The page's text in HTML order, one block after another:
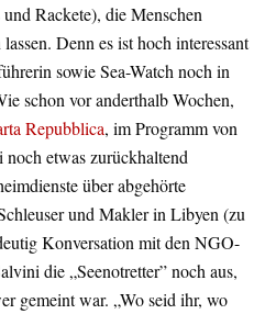
Rackete), die Menschen
Denn es ist hoch interessant
sowie Sea-Watch noch in
schon vor anderthalb Wochen,
Repubblica, im Programm von
etwas zurückhaltend
über abgehörte
und Makler in Libyen (zu
Konversation mit den NGO-
die „Seenotretter” noch aus,
gemeint war. „Wo seid ihr, wo